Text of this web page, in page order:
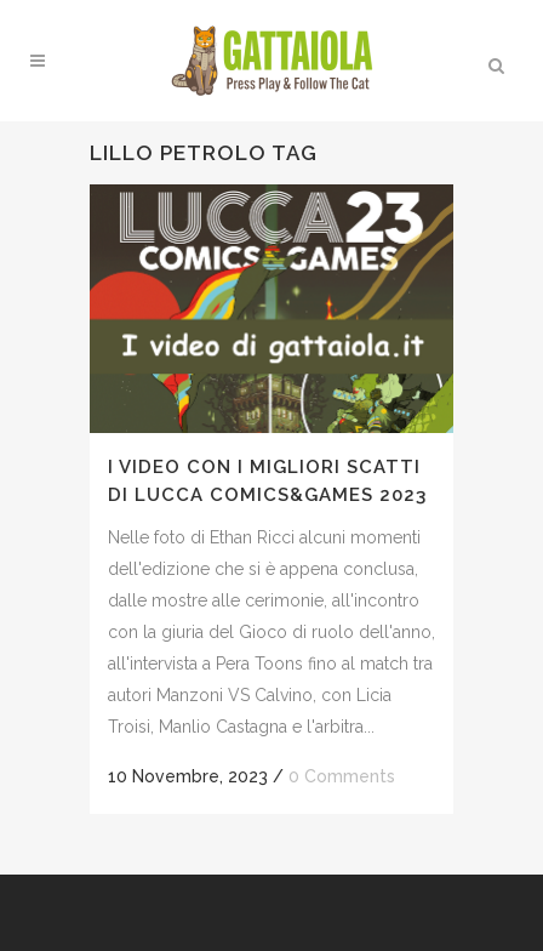
LILLO PETROLO TAG
I VIDEO CON I MIGLIORI SCATTI
DI LUCCA COMICS&GAMES 2023
Nelle foto di Ethan Ricci alcuni momenti
dell'edizione che si è appena conclusa,
dalle mostre alle cerimonie, all'incontro
con la giuria del Gioco di ruolo dell'anno,
all'intervista a Pera Toons fino al match tra
autori Manzoni VS Calvino, con Licia
Troisi, Manlio Castagna e l'arbitra...
10 Novembre, 2023 / 0 Comments